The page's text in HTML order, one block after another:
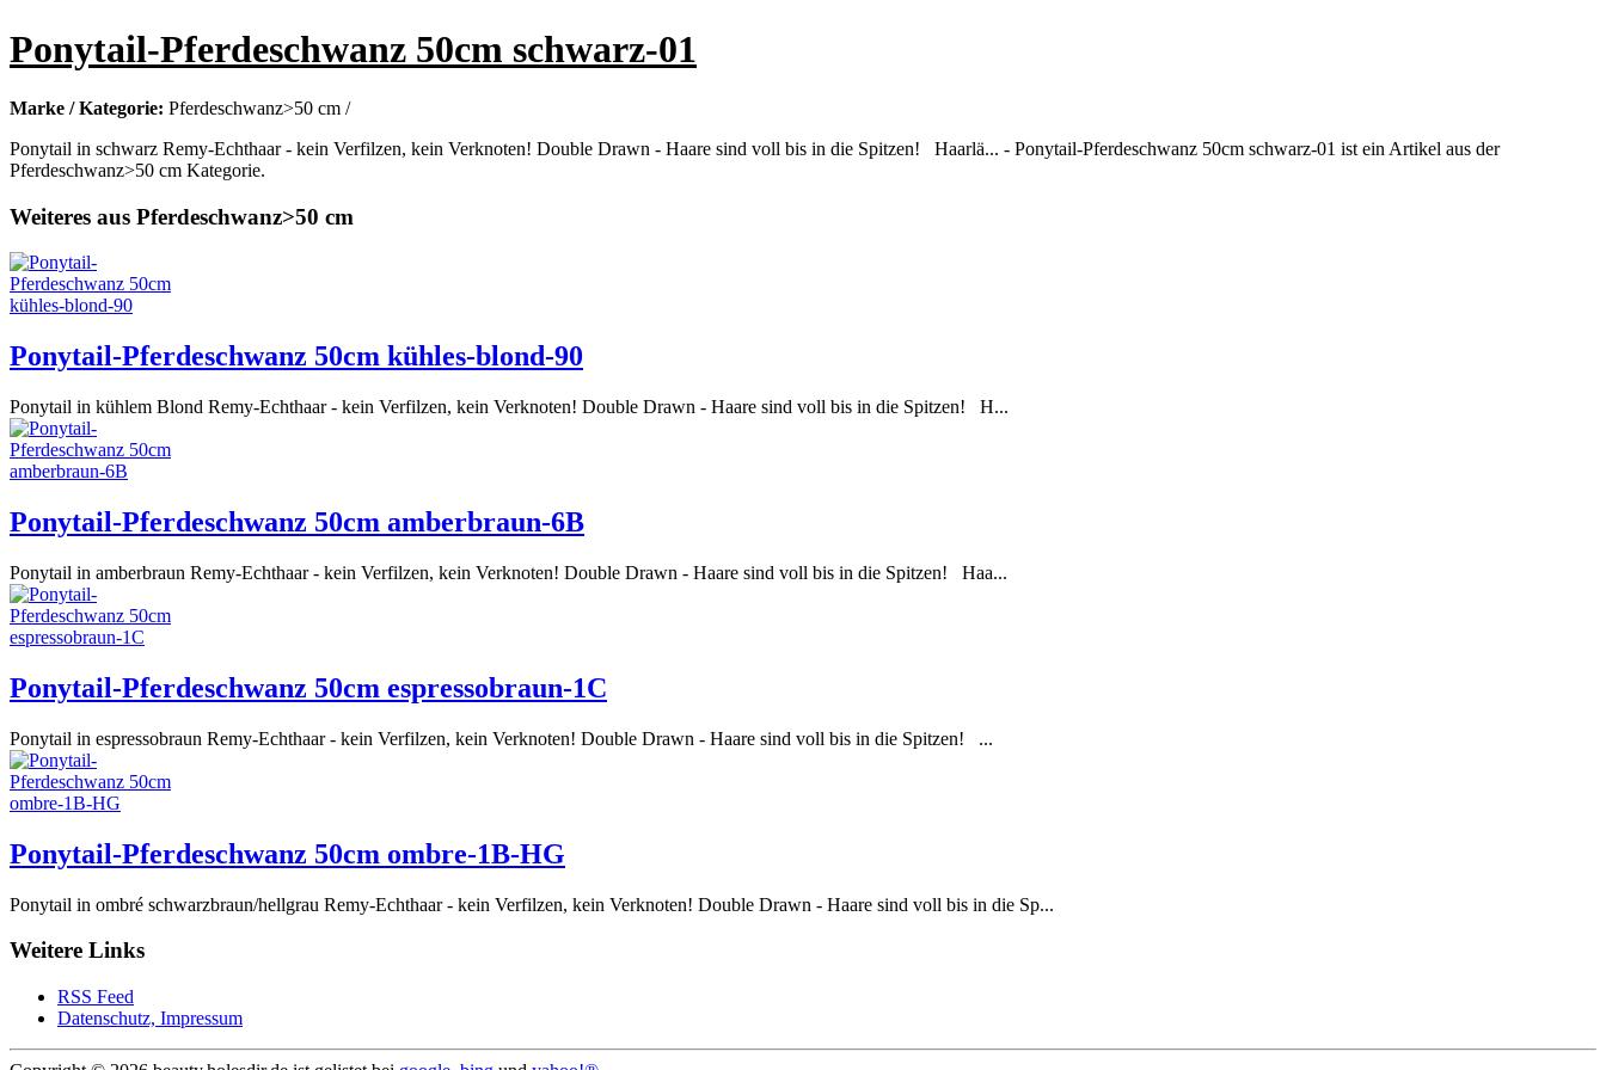
Ponytail-Pferdeschwanz 50cm schwarz-01
Marke / Kategorie: Pferdeschwanz>50 cm /
Ponytail in schwarz Remy-Echthaar - kein Verfilzen, kein Verknoten! Double Drawn - Haare sind voll bis in die Spitzen! Haarlä... - Ponytail-Pferdeschwanz 50cm schwarz-01 ist ein Artikel aus der
Pferdeschwanz>50 cm Kategorie.
Weiteres aus Pferdeschwanz>50 cm
Ponytail-Pferdeschwanz 50cm kühles-blond-90
Ponytail in kühlem Blond Remy-Echthaar - kein Verfilzen, kein Verknoten! Double Drawn - Haare sind voll bis in die Spitzen! H...
Ponytail-Pferdeschwanz 50cm amberbraun-6B
Ponytail in amberbraun Remy-Echthaar - kein Verfilzen, kein Verknoten! Double Drawn - Haare sind voll bis in die Spitzen! Haa...
Ponytail-Pferdeschwanz 50cm espressobraun-1C
Ponytail in espressobraun Remy-Echthaar - kein Verfilzen, kein Verknoten! Double Drawn - Haare sind voll bis in die Spitzen! ...
Ponytail-Pferdeschwanz 50cm ombre-1B-HG
Ponytail in ombré schwarzbraun/hellgrau Remy-Echthaar - kein Verfilzen, kein Verknoten! Double Drawn - Haare sind voll bis in die Sp...
Weitere Links
RSS Feed
Datenschutz, Impressum